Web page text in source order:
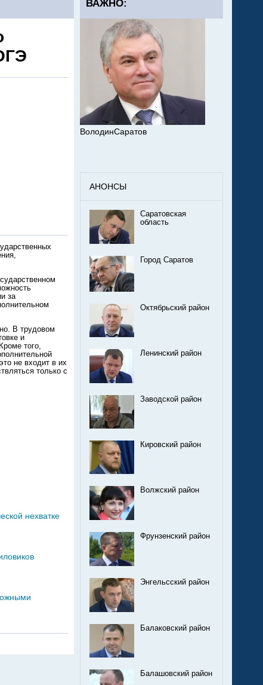
за
В трудовом
и
того,
не входит в их
только с
нехватке
ВАЖНО:
ВолодинСаратов
АНОНСЫ
Саратовская
область
Город Саратов
Октябрьский район
Ленинский район
Заводской район
Кировский район
Волжский район
Фрунзенский район
Энгельсский район
Балаковский район
Балашовский район